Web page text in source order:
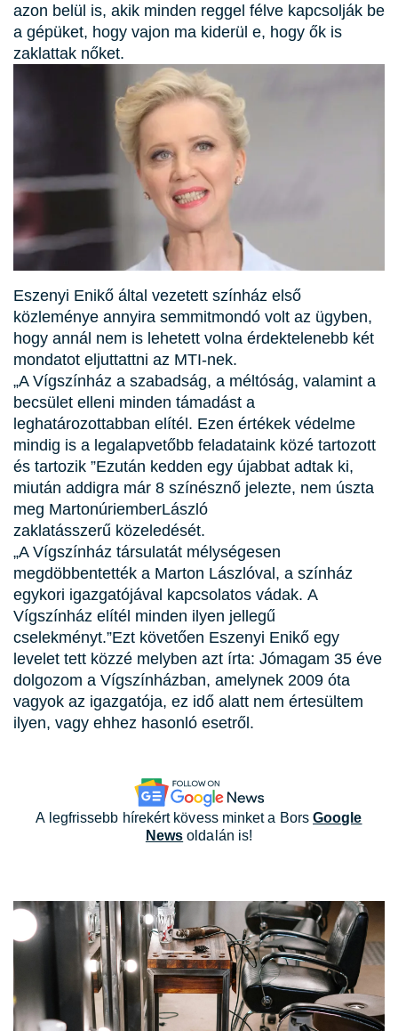
azon belül is, akik minden reggel félve kapcsolják be
a gépüket, hogy vajon ma kiderül e, hogy ők is
zaklattak nőket.
Eszenyi Enikő által vezetett színház első
közleménye annyira semmitmondó volt az ügyben,
hogy annál nem is lehetett volna érdektelenebb két
mondatot eljuttattni az MTI-nek.
A Vígszínház a szabadság, a méltóság, valamint a
becsület elleni minden támadást a
leghatározottabban elítél. Ezen értékek védelme
mindig is a legalapvetőbb feladataink közé tartozott
és tartozik Ezután kedden egy újabbat adtak ki,
miután addigra már 8 színésznő jelezte, nem úszta
meg MartonúriemberLászló
zaklatásszerű közeledését.
A Vígszínház társulatát mélységesen
megdöbbentették a Marton Lászlóval, a színház
egykori igazgatójával kapcsolatos vádak. A
Vígszínház elítél minden ilyen jellegű
cselekményt. Ezt követően Eszenyi Enikő egy
levelet tett közzé melyben azt írta: Jómagam 35 éve
dolgozom a Vígszínházban, amelynek 2009 óta
vagyok az igazgatója, ez idő alatt nem értesültem
ilyen, vagy ehhez hasonló esetről.
A legfrissebb hírekért kövess minket a BorsGoogle
News oldalán is!